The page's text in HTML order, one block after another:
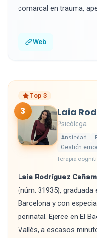
comarcal en trauma,
Web
Top 3
3 Laia
Psicóloga
Ansiedad
Gestión
Terapia
Laia Rodríguez
(núm. 31935), graduada
Barcelona y con
perinatal. Ejerce en El
Vallès, a escasos